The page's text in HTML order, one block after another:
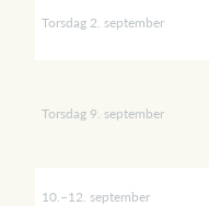
Torsdag 2. september
Torsdag 9. september
10.–12. september